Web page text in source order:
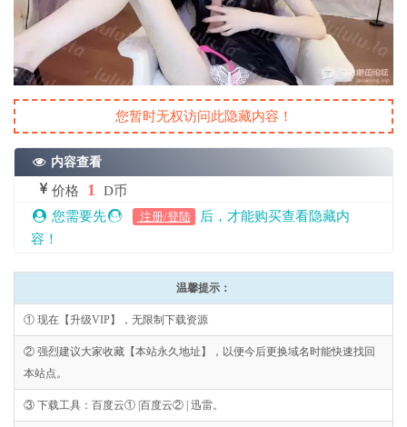
您暂时无权访问此隐藏内容！
内容查看
价格 1
D币
您需要先
注册/登陆
后，才能购买查看隐藏内
容！
温馨提示：
① 现在【升级VIP】，无限制下载资源
② 强烈建议大家收藏【本站永久地址】，以便今后更换域名时能快速找回
本站点。
③ 下载工具：百度云① |百度云② | 迅雷。